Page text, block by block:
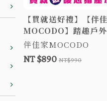
【買就送好禮】【伴
MOCODO】踏趣戶
止滑拖鞋 洞洞鞋 防滑
伴佳家MOCODO
NT $890 NT$990